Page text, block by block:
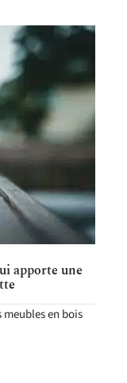
apporte une